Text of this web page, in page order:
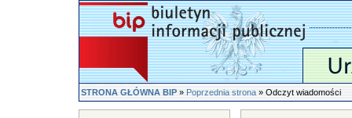
STRONA GŁÓWNA BIP»Poprzednia strona» Odczyt wiadomości